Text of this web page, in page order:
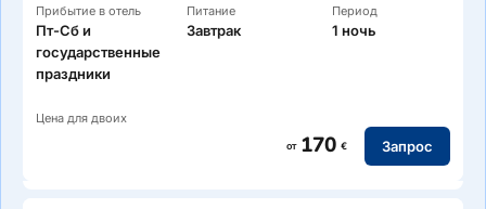
Прибытие в отель
Пт-Сб и
государственные
праздники
Питание
Завтрак
Период
1 ночь
Цена для двоих
от 170 € Запрос